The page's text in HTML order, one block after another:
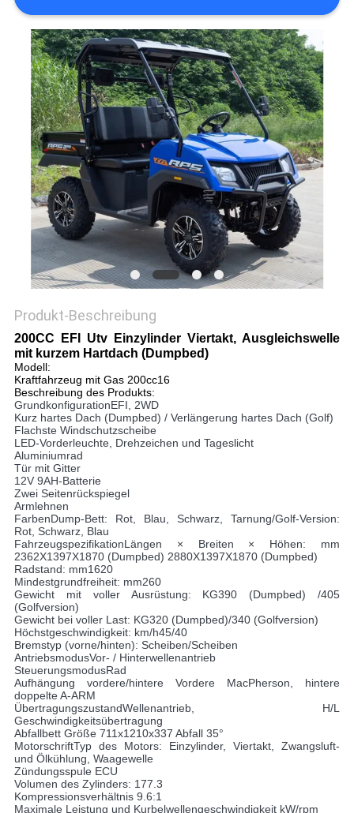
EIN
ZITAT
SITEMAP
DATENSCHUTZRICHTLINIE
Produkt-Beschreibung
200CC EFI Utv Einzylinder Viertakt, Ausgleichswelle
mit kurzem Hartdach (Dumpbed)
Modell:
Kraftfahrzeug mit Gas 200cc16
Beschreibung des Produkts:
GrundkonfigurationEFI, 2WD
Kurz hartes Dach (Dumpbed) / Verlängerung hartes Dach (Golf)
Flachste Windschutzscheibe
LED-Vorderleuchte, Drehzeichen und Tageslicht
Aluminiumrad
Tür mit Gitter
12V 9AH-Batterie
Zwei Seitenrückspiegel
Armlehnen
FarbenDump-Bett: Rot, Blau, Schwarz, Tarnung/Golf-Version:
Rot, Schwarz, Blau
FahrzeugspezifikationLängen × Breiten × Höhen: mm
2362X1397X1870 (Dumpbed) 2880X1397X1870 (Dumpbed)
Radstand: mm1620
Mindestgrundfreiheit: mm260
Gewicht mit voller Ausrüstung: KG390 (Dumpbed) /405
(Golfversion)
Gewicht bei voller Last: KG320 (Dumpbed)/340 (Golfversion)
Höchstgeschwindigkeit: km/h45/40
Bremstyp (vorne/hinten): Scheiben/Scheiben
AntriebsmodusVor- / Hinterwellenantrieb
SteuerungsmodusRad
Aufhängung vordere/hintere Vordere MacPherson, hintere
doppelte A-ARM
ÜbertragungszustandWellenantrieb, H/L
Geschwindigkeitsübertragung
Abfallbett Größe 711x1210x337 Abfall 35°
MotorschriftTyp des Motors: Einzylinder, Viertakt, Zwangsluft-
und Ölkühlung, Waagewelle
Zündungsspule ECU
Volumen des Zylinders: 177.3
Kompressionsverhältnis 9.6:1
Maximale Leistung und Kurbelwellengeschwindigkeit kW/rpm